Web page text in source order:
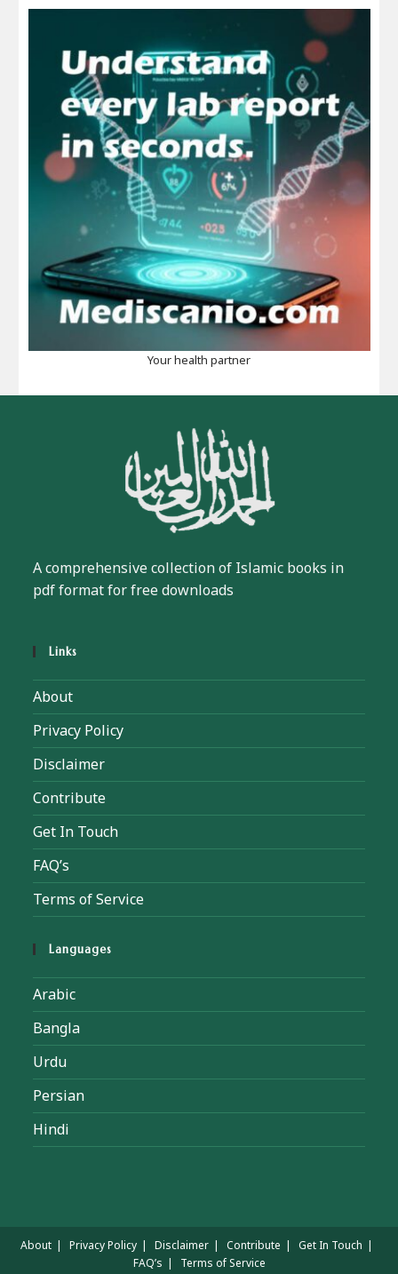
Your health partner
A comprehensive collection of Islamic books in
pdf format for free downloads
Links
About
Privacy Policy
Disclaimer
Contribute
Get In Touch
FAQ’s
Terms of Service
Languages
Arabic
Bangla
Urdu
Persian
Hindi
About Privacy Policy Disclaimer Contribute
Get In Touch
FAQ’s
Terms of Service